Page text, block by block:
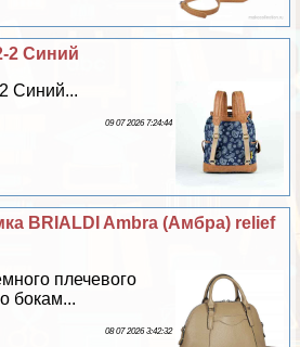
2 Синий
Синий...
09 07 2026 7:24:44
BRIALDI Ambra (Амбра) relief
плечевого
бокам...
08 07 2026 3:42:32